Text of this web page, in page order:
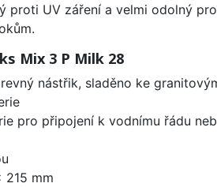
proti UV záření a velmi odolný
Mix 3 P Milk 28
nástřik, sladěno ke
pro připojení k vodnímu řádu
215 mm